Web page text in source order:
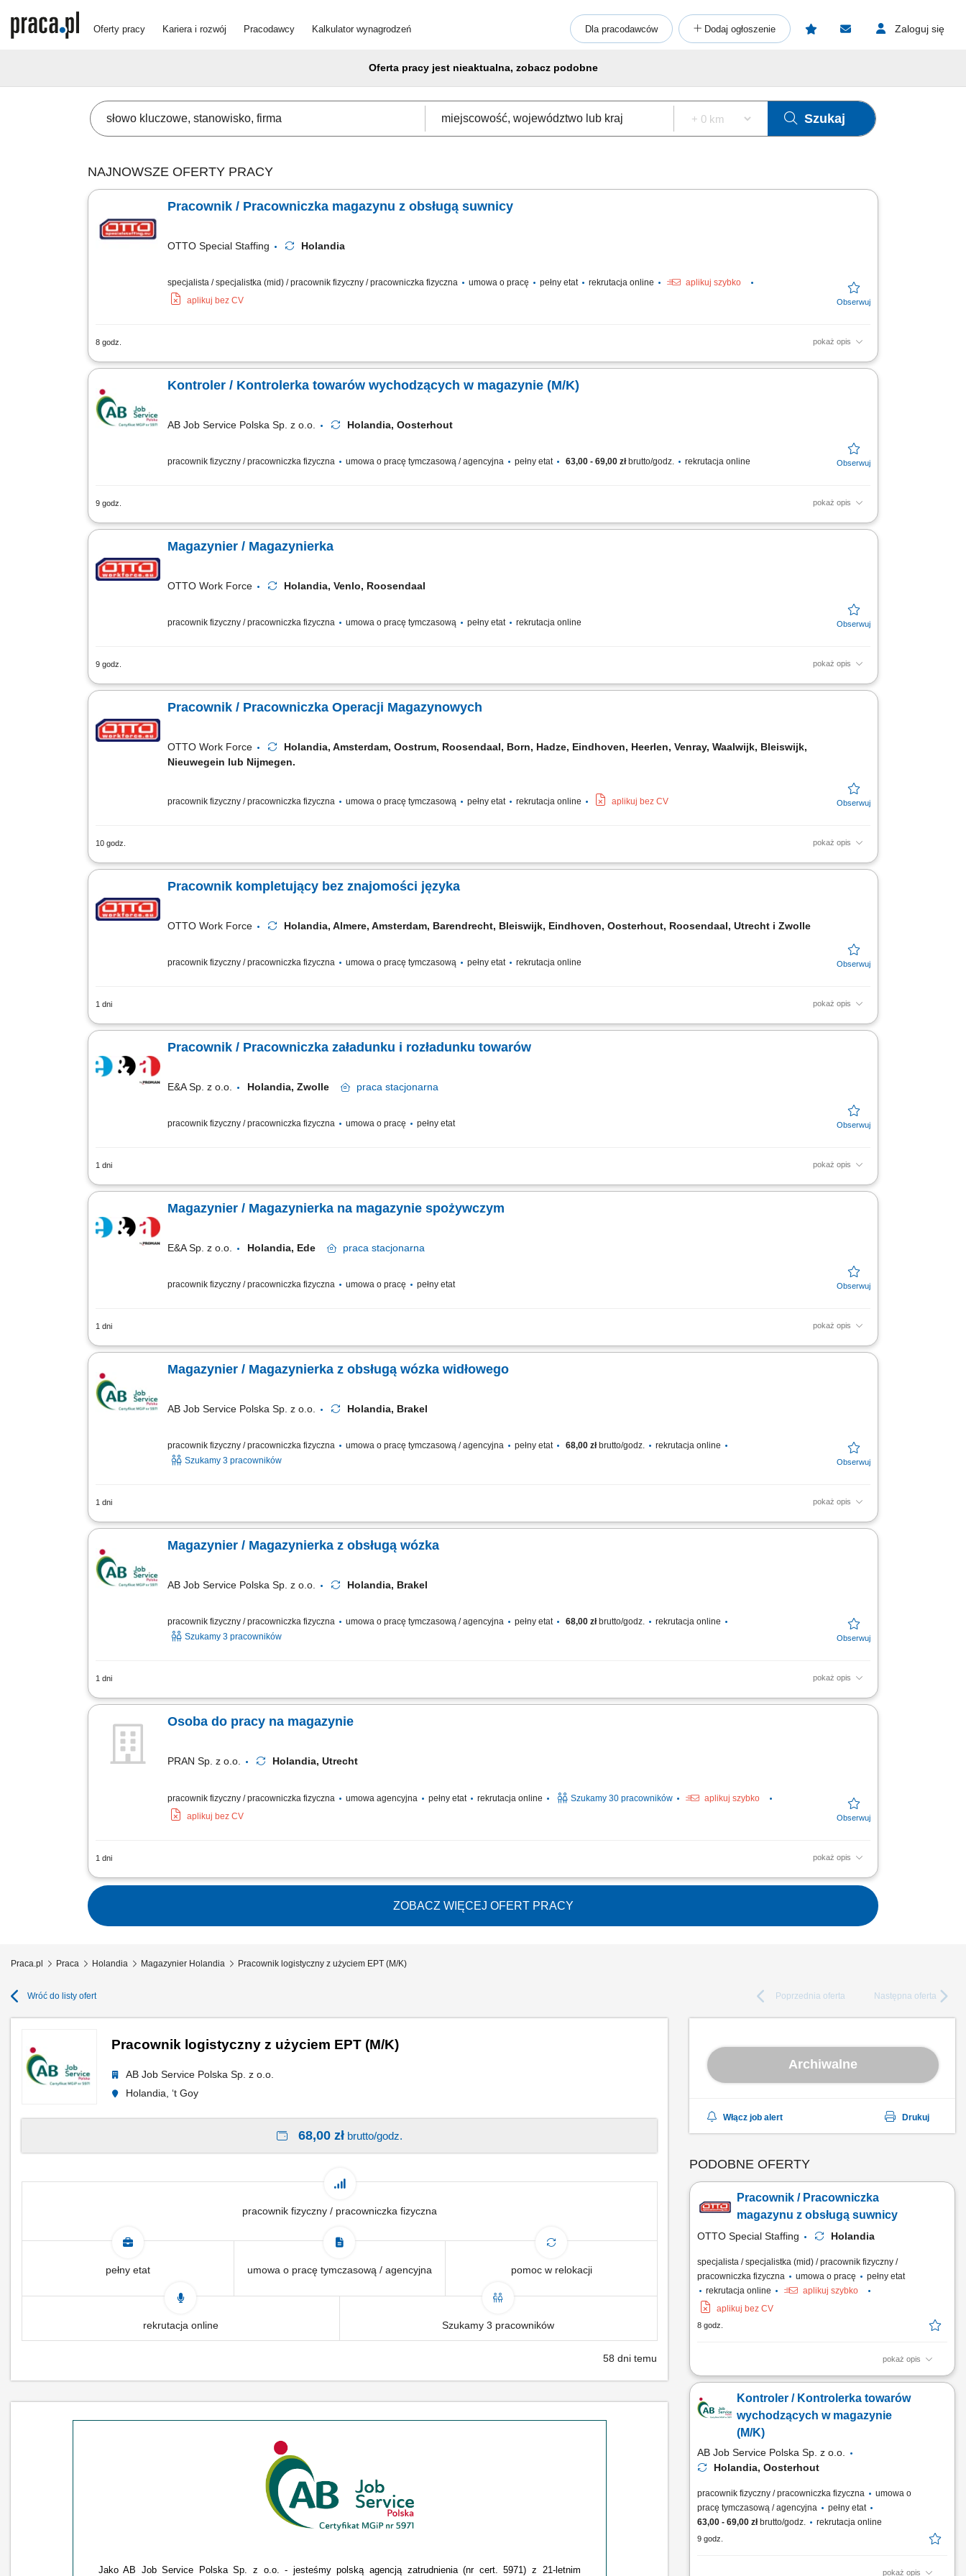
Oferty pracy Kariera i rozwój Pracodawcy Kalkulator wynagrodzeń Dla pracodawców Dodaj ogłoszenie Zaloguj się
Oferta pracy jest nieaktualna, zobacz podobne
Szukaj
NAJNOWSZE OFERTY PRACY
Pracownik / Pracowniczka magazynu z obsługą suwnicy
OTTO Special Staffing Holandia
specjalista / specjalistka (mid) / pracownik fizyczny / pracowniczka fizyczna umowa o pracę pełny etat rekrutacja online
aplikuj szybko
aplikuj bez CV
8 godz. pokaż opis
Opis stanowiska: obsługa procesów związanych z przepływem stali konstrukcyjnej w zakładzie produkcyjnym, załadunek oraz rozładunek ciężarówek z elementami
Kontroler / Kontrolerka towarów wychodzących w magazynie (M/K)
AB Job Service Polska Sp. z o.o. Holandia, Oosterhout
pracownik fizyczny / pracowniczka fizyczna umowa o pracę tymczasową / agencyjna pełny etat 63,00 - 69,00 złbrutto/godz. rekrutacja online
9 godz. pokaż opis
Nasz Klient to to nowoczesna firma logistyczna z siedzibą w Oosterhout (Holandia), specjalizująca się w organizacji transportu i zarządzaniu łańcuchem dostaw na
Magazynier / Magazynierka
OTTO Work Force Holandia, Venlo, Roosendaal
pracownik fizyczny / pracowniczka fizyczna umowa o pracę tymczasową pełny etat rekrutacja online
9 godz. pokaż opis
Opis zadań: Zbieranie i etykietowanie asortymentu marek modowych przy użyciu skanera i komputera; Rozładunek oraz załadunek kontenerów z towarem; Weryfikacja i
Pracownik / Pracowniczka Operacji Magazynowych
OTTO Work Force
Holandia, Amsterdam, Oostrum, Roosendaal, Born, Hadze, Eindhoven, Heerlen, Venray, Waalwijk, Bleiswijk,
Nieuwegein lub Nijmegen.
pracownik fizyczny / pracowniczka fizyczna umowa o pracę tymczasową pełny etat rekrutacja online aplikuj bez CV
10 godz. pokaż opis
Opis stanowiska: Kompletowanie zamówień przy wykorzystaniu nowoczesnych narzędzi magazynowych. Przygotowywanie towaru do wysyłki oraz kontrola
Pracownik kompletujący bez znajomości języka
OTTO Work Force Holandia, Almere, Amsterdam, Barendrecht, Bleiswijk, Eindhoven, Oosterhout, Roosendaal, Utrecht i Zwolle
pracownik fizyczny / pracowniczka fizyczna umowa o pracę tymczasową pełny etat rekrutacja online
1 dni pokaż opis
Zadania Zbieranie artykułów spożywczych przy pomocy skanera ręcznego lub poleceń głosowych (system voice picking). Weryfikowanie zgodności, liczby oraz jakości
Pracownik / Pracowniczka załadunku i rozładunku towarów
E&A Sp. z o.o. Holandia, Zwolle praca stacjonarna
pracownik fizyczny / pracowniczka fizyczna umowa o pracę pełny etat
1 dni pokaż opis
Zakres obowiązków: załadunek oraz rozładunek sortowanie elektroniki; kontrola jakości produktów (np. kwalifikację ich jako uszkodzone itp.) zbieranie zamówień za
Magazynier / Magazynierka na magazynie spożywczym
E&A Sp. z o.o. Holandia, Ede praca stacjonarna
pracownik fizyczny / pracowniczka fizyczna umowa o pracę pełny etat
1 dni pokaż opis
Zakres obowiązków: zbieranie zamówień za pomocą zestawu słuchawkowego w j. angielskim; rozdzielenie zamówień do odpowiedniego klienta; rozładunek i
Magazynier / Magazynierka z obsługą wózka widłowego
AB Job Service Polska Sp. z o.o. Holandia, Brakel
pracownik fizyczny / pracowniczka fizyczna umowa o pracę tymczasową / agencyjna pełny etat 68,00 złbrutto/godz.
rekrutacja online
Szukamy 3 pracowników
1 dni pokaż opis
Zadania: Obsługa wózka widłowego przy pracach załadunkowych i magazynowych; Bieżąca obsługa skrzyń oraz opakowań big-bag na hali produkcyjnej; Rejestracja
Magazynier / Magazynierka z obsługą wózka
AB Job Service Polska Sp. z o.o. Holandia, Brakel
pracownik fizyczny / pracowniczka fizyczna umowa o pracę tymczasową / agencyjna pełny etat 68,00 złbrutto/godz.
rekrutacja online
Szukamy 3 pracowników
1 dni pokaż opis
Obowiązki: Załadunek, rozładunek oraz transport wewnętrzny surowców wózkiem widłowym; Zarządzanie zapasami skrzyń oraz worków typu big-bag;
Osoba do pracy na magazynie
PRAN Sp. z o.o. Holandia, Utrecht
pracownik fizyczny / pracowniczka fizyczna umowa agencyjna pełny etat rekrutacja online Szukamy 30 pracowników
aplikuj szybko
aplikuj bez CV
1 dni pokaż opis
Zakres obowiązków skanować paczki i układać je na odpowiednich paletach; sortować i rozdzielać przesyłki według kierunku dostawy; załadowywać i rozładowywać
ZOBACZ WIĘCEJ OFERT PRACY
Praca.pl Praca Holandia Magazynier Holandia Pracownik logistyczny z użyciem EPT (M/K)
Wróć do listy ofert Poprzednia oferta Następna oferta
Pracownik logistyczny z użyciem EPT (M/K)
AB Job Service Polska Sp. z o.o.
Holandia, ‘t Goy
68,00 złbrutto/godz.
pracownik fizyczny / pracowniczka fizyczna
pełny etat umowa o pracę tymczasową / agencyjna pomoc w relokacji
rekrutacja online Szukamy 3 pracowników
58 dni temu
Jako AB Job Service Polska Sp. z o.o. - jesteśmy polską agencją zatrudnienia (nr cert. 5971) z 21-letnim
Archiwalne
Włącz job alert Drukuj
PODOBNE OFERTY
Pracownik / Pracowniczka
magazynu z obsługą suwnicy
OTTO Special Staffing Holandia
specjalista / specjalistka (mid) / pracownik fizyczny /
pracowniczka fizyczna
umowa o pracę
pełny etat
rekrutacja online
aplikuj szybko
aplikuj bez CV
8 godz.
pokaż opis
Opis stanowiska: obsługa procesów związanych z przepływem
rozładunek ciężarówek z elementami stalowymi,
przemieszczanie dużych i ciężkich komponentów przy użyciu
suwnicy, kontrola poprawności załadunku oraz dbałość o...
Kontroler / Kontrolerka towarów
wychodzących w magazynie
(M/K)
AB Job Service Polska Sp. z o.o.
Holandia, Oosterhout
pracownik fizyczny / pracowniczka fizyczna
umowa o
pracę tymczasową / agencyjna
pełny etat
63,00 - 69,00 złbrutto/godz. rekrutacja online
9 godz.
pokaż opis